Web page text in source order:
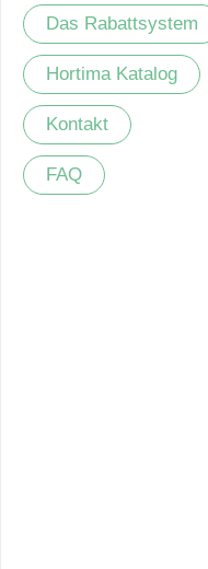
Das Rabattsystem
Hortima Katalog
Kontakt
FAQ